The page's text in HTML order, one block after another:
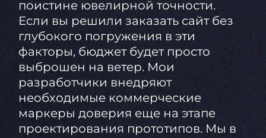
поистине ювелирной точности.
Если вы решили заказать сайт без
глубокого погружения в эти
факторы, бюджет будет просто
выброшен на ветер. Мои
разработчики внедряют
необходимые коммерческие
маркеры доверия еще на этапе
проектирования прототипов. Мы в